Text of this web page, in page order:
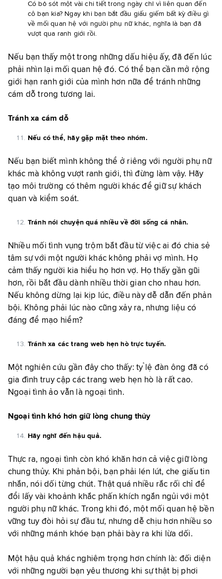
Có bỏ sót một vài chi tiết trong ngày chỉ vì liên quan đến
cô bạn kia? Ngay khi bạn bắt đầu giấu giếm bất kỳ điều gì
về mối quan hệ với người phụ nữ khác, nghĩa là bạn đã
vượt qua ranh giới rồi.
Nếu bạn thấy một trong những dấu hiệu ấy, đã đến lúc
phải nhìn lại mối quan hệ đó. Có thể bạn cần mở rộng
giới hạn ranh giới của mình hơn nữa để tránh những
cám dỗ trong tương lai.
Tránh xa cám dỗ
Nếu có thể, hãy gặp mặt theo nhóm.
Nếu bạn biết mình không thể ở riêng với người phụ nữ
khác mà không vượt ranh giới, thì đừng làm vậy. Hãy
tạo môi trường có thêm người khác để giữ sự khách
quan và kiểm soát.
Tránh nói chuyện quá nhiều về đời sống cá nhân.
Nhiều mối tình vụng trộm bắt đầu từ việc ai đó chia sẻ
tâm sự với một người khác không phải vợ mình. Họ
cảm thấy người kia hiểu họ hơn vợ. Họ thấy gần gũi
hơn, rồi bắt đầu dành nhiều thời gian cho nhau hơn.
Nếu không dừng lại kịp lúc, điều này dễ dẫn đến phản
bội. Không phải lúc nào cũng xảy ra, nhưng liệu có
đáng để mạo hiểm?
Tránh xa các trang web hẹn hò trực tuyến.
Một nghiên cứu gần đây cho thấy: tỷ lệ đàn ông đã có
gia đình truy cập các trang web hẹn hò là rất cao.
Ngoại tình ảo vẫn là ngoại tình.
Ngoại tình khó hơn giữ lòng chung thủy
Hãy nghĩ đến hậu quả.
Thực ra, ngoại tình còn khó khăn hơn cả việc giữ lòng
chung thủy. Khi phản bội, bạn phải lén lút, che giấu tin
nhắn, nói dối từng chút. Thật quá nhiều rắc rối chỉ để
đổi lấy vài khoảnh khắc phấn khích ngắn ngủi với một
người phụ nữ khác. Trong khi đó, một mối quan hệ bền
vững tuy đòi hỏi sự đầu tư, nhưng dễ chịu hơn nhiều so
với những mánh khóe bạn phải bày ra khi lừa dối.
Một hậu quả khác nghiêm trọng hơn chính là: đối diện
với những người bạn yêu thương khi sự thật bị phơi